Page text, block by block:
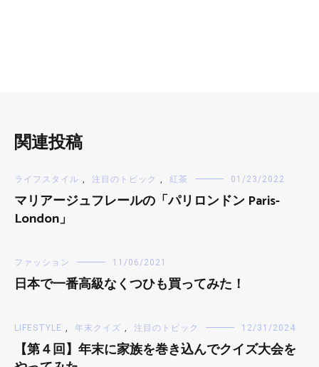
関連投稿
ライフスタイル , 注目のトピック , 紅茶 01/23/2022
マリアージュフレールの「パリロンドン Paris-
London」
ファッション 11/06/2021
日本で一番高級なくつひも買ってみた！
LIFESTYLE , 年末クイズ , 注目のトピック 12/31/2024
【第４回】年末に家族を巻き込んでクイズ大会を